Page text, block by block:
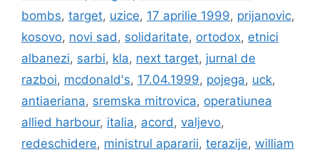
bombs, target, uzice, 17 aprilie 1999, prijanovic,
kosovo, novi sad, solidaritate, ortodox, etnici
albanezi, sarbi, kla, next target, jurnal de
razboi, mcdonald's, 17.04.1999, pojega, uck,
antiaeriana, sremska mitrovica, operatiunea
allied harbour, italia, acord, valjevo,
redeschidere, ministrul apararii, terazije, william